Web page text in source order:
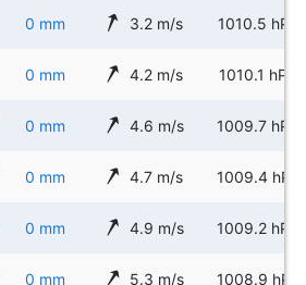
0 mm 3.2 m/s 1010.5 hPa
0 mm 4.2 m/s 1010.1 hPa
0 mm 4.6 m/s 1009.7 hPa
0 mm 4.7 m/s 1009.4 hPa
0 mm 4.9 m/s 1009.2 hPa
0 mm 5.3 m/s 1008.9 hPa